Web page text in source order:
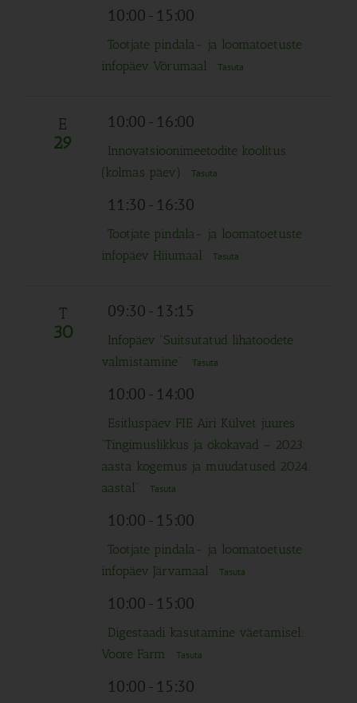
10:00- 15:00
Tootjate pindala- ja loomatoetuste
infopäev Võrumaal
Tasuta
E
29
10:00- 16:00
Innovatsioonimeetodite koolitus
(kolmas päev)
Tasuta
11:30- 16:30
Tootjate pindala- ja loomatoetuste
infopäev Hiiumaal
Tasuta
T
30
09:30- 13:15
Infopäev “Suitsutatud lihatoodete
valmistamine”
Tasuta
10:00- 14:00
Esitluspäev FIE Airi Külvet juures
“Tingimuslikkus ja ökokavad – 2023.
aasta kogemus ja muudatused 2024.
aastal”
Tasuta
10:00- 15:00
Tootjate pindala- ja loomatoetuste
infopäev Järvamaal
Tasuta
10:00- 15:00
Digestaadi kasutamine väetamisel:
Voore Farm
Tasuta
10:00- 15:30